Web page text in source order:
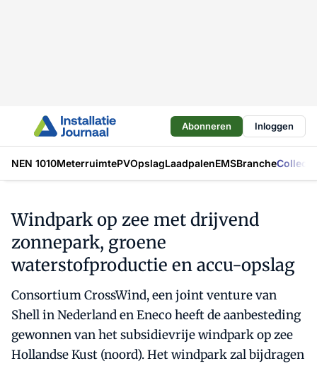
Abonneren Inloggen
NEN 1010MeterruimtePVOpslagLaadpalenEMSBranche
Windpark op zee met drijvend
zonnepark, groene
waterstofproductie en accu-opslag
Consortium CrossWind, een joint venture van
Shell in Nederland en Eneco heeft de aanbesteding
gewonnen van het subsidievrije windpark op zee
Hollandse Kust (noord). Het windpark zal bijdragen